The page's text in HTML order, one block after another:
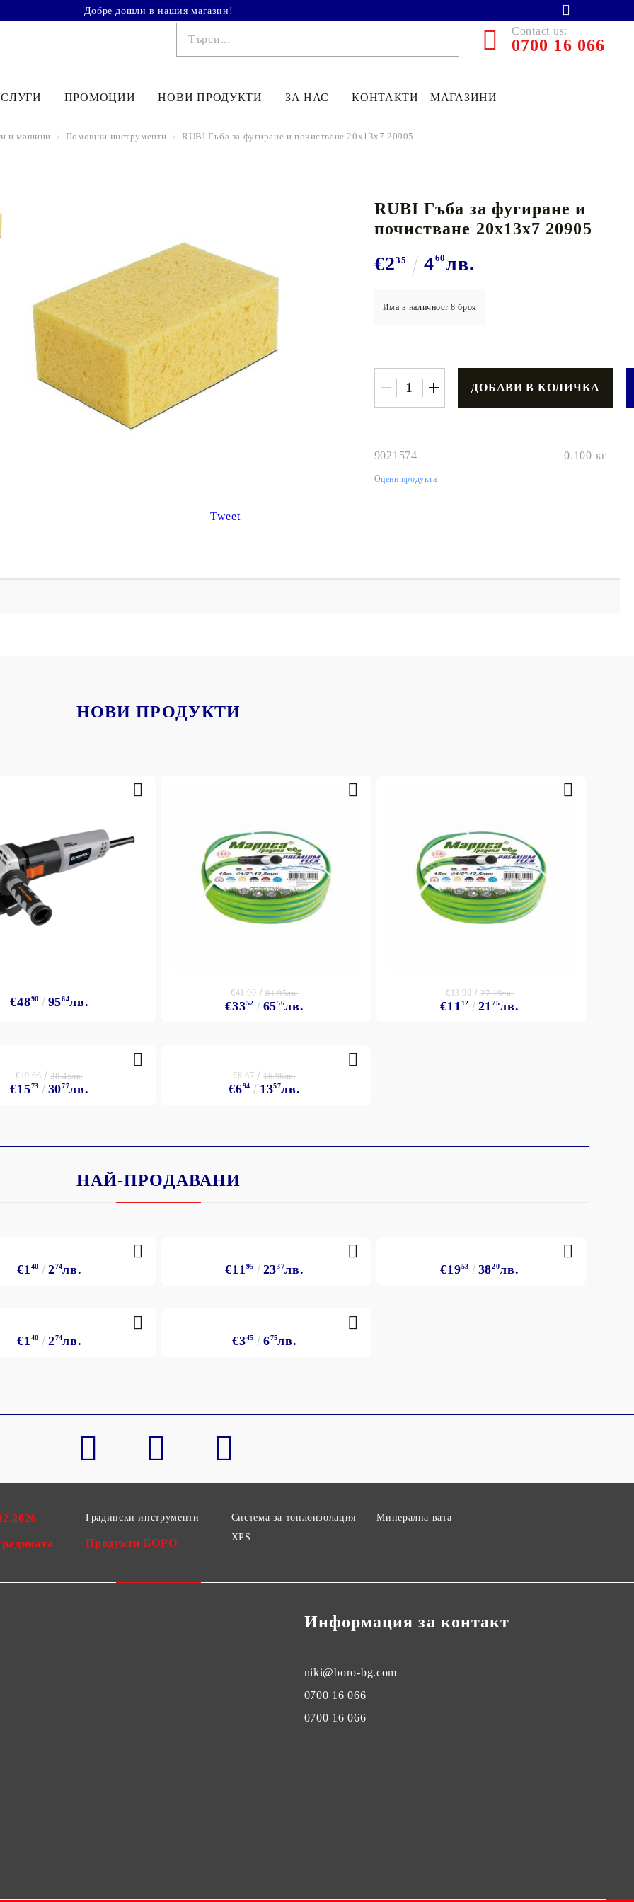
Добре дошли в нашия магазин!
Contact us:
0700 16 066
ПРОМОЦИИ НОВИ ПРОДУКТИ
9564 лв. €33 52 6556 лв.
€41.90 81.95лв.
€1112 2175лв.
€2
ЗА НАС КОНТАКТИ МАГАЗИНИ
и машини Помощни инструменти RUBI Гъба за фугиране и почистване 20x13x7 20905
Tweet
RUBI Гъба за фугиране и
почистване 20x13x7 20905
€235 460лв.
Има в наличност8 броя
9021574 0.100 кг
Оцени продукта
НОВИ ПРОДУКТИ
€4890 9564лв. €3352 6556лв.
€41.90 81.95лв.
€11 12 2175лв.
€13.90 27.19лв.
€1573 3077лв.
€19.66 38.45лв.
€694 1357лв.
€8.67 16.96лв.
НАЙ-ПРОДАВАНИ
€1 40 274лв. €11 95 2337лв. €1953 3820лв.
€1 40 274лв. €345 675лв.
Градински инструменти
Продукти БОРО
Система за топлоизолация
XPS
Минерална вата
Информация за контакт
niki@boro-bg.com
0700 16 066
0700 16 066